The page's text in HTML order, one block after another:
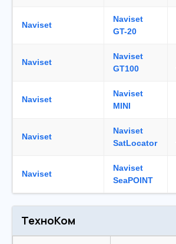
Naviset
Naviset
GT-20
Naviset
Naviset
GT100
Naviset
Naviset
MINI
Naviset
Naviset
SatLocator
Naviset
Naviset
SeaPOINT
ТехноКом